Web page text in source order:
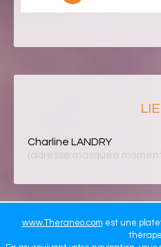
www.Theraneo.com est une
Charline LANDRY
(adresse masquée